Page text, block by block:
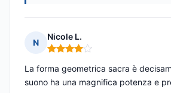
N
Nicole L.
Nota: 4 su 5
La forma geometrica sacra è
suono ha una magnifica potenza e